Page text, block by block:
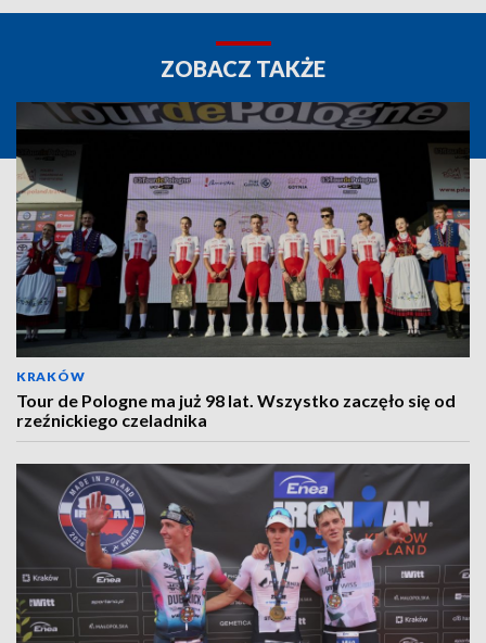
ZOBACZ TAKŻE
KRAKÓW
Tour de Pologne ma już 98 lat. Wszystko zaczęło się od
rzeźnickiego czeladnika